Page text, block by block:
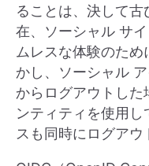
ることは、決して
在、ソーシャル サ
ムレスな体験のため
かし、ソーシャル
からログアウトし
ンティティを使用
スも同時にログアウ